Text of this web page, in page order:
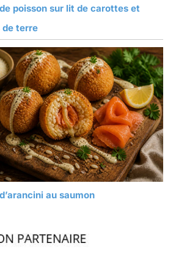
poisson sur lit de carottes et
de terre
au saumon